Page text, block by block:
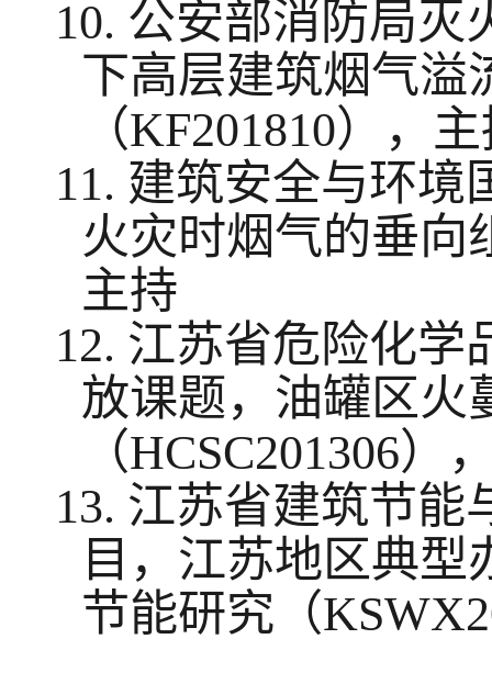
10. 公安部消防局灭
下高层建筑烟气溢
（KF201810），
11. 建筑安全与环境
火灾时烟气的垂向
主持
12. 江苏省危险化学
放课题，油罐区火
（HCSC201306）
13. 江苏省建筑节能
目，江苏地区典
节能研究（